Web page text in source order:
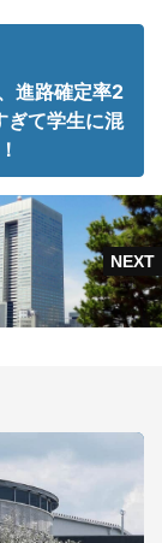
進路確定率2
て学生に混